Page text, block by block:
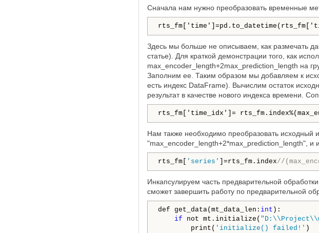
Сначала нам нужно преобразовать временные
Здесь мы больше не описываем, как размечать
статье). Для краткой демонстрации того, как
max_encoder_length+2max_prediction_length на
Заполним ее. Таким образом мы добавляем к
есть индекс DataFrame). Вычислим остаток
результат в качестве нового индекса времени.
rts_fm['time_idx']=
Нам также необходимо преобразовать исходный
"max_encoder_length+2*max_prediction_length", и
rts_fm[ 'series' ]=rts_fm.index//
Инкапсулируем часть предварительной
сможет завершить работу по предварительной
def get_data(mt_data_len: int ):
if not mt.initialize(
print( 'initialize() failed!' )